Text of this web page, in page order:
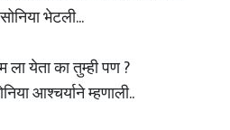
भेटली...
ला येता का तुम्ही पण ?
आश्चर्याने म्हणाली..